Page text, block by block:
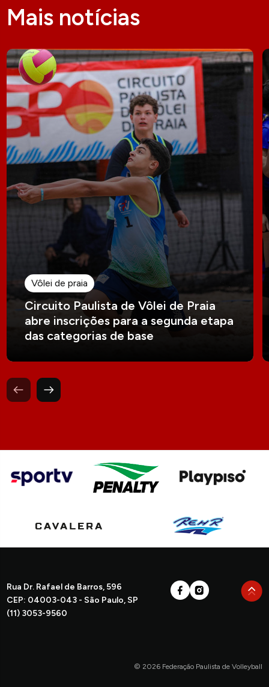
Mais notícias
Vôlei de praia
Circuito Paulista de Vôlei de Praia
abre inscrições para a segunda etapa
das categorias de base
Rua Dr. Rafael de Barros, 596
CEP: 04003-043 - São Paulo, SP
(11) 3053-9560
© 2026 Federação Paulista de Volleyball